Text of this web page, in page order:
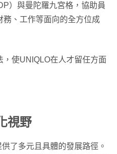
）與曼陀羅九宮格，協助員
務、工作等面向的全方位成
使UNIQLO在人才留任方面
視野
供了多元且具體的發展路徑。